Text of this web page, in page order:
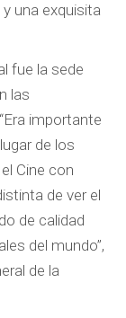
y una exquisita
fue la sede
las
importante
de los
Cine con
de ver el
de calidad
del mundo”,
de la